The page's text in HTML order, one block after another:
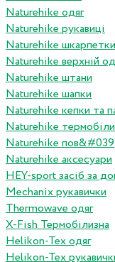
Naturehike одяг
Naturehike рукавиці
Naturehike шкарпетки
Naturehike верхній
Naturehike штани
Naturehike шапки
Naturehike кепки та
Naturehike
Naturehike
Naturehike аксесуари
HEY-sport засіб за
Mechanix рукавички
Thermowave одяг
X-Fish Термобілизна
Helikon-Tex одяг
Helikon-Tex